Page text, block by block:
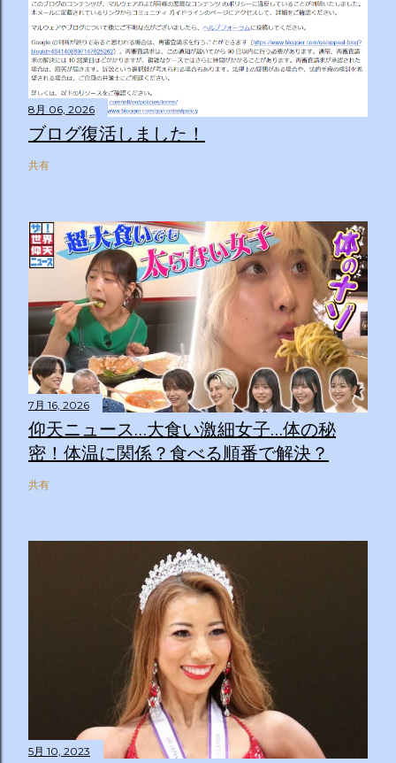
8月 06, 2026
ブログ復活しました！
共有
7月 16, 2026
仰天ニュース…大食い激細女子…体の秘
密！体温に関係？食べる順番で解決？
共有
5月 10, 2023